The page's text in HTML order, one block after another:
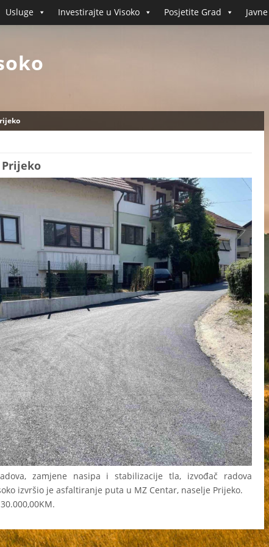
Usluge Investirajte u Visoko Posjetite Grad
zamjene nasipa i stabilizacije tla, izvođač radova
izvršio je asfaltiranje puta u MZ Centar, naselje Prijeko.